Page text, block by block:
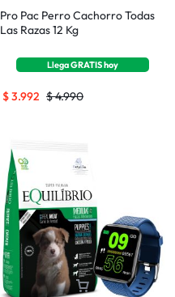
Pro Pac Perro Cachorro Todas
Las Razas 12 Kg
LlegaGRATIShoy
$4.990
$3.992